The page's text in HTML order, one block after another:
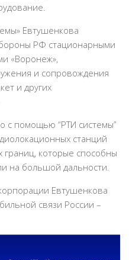
Евтушенкова
РФ стационарными
«Воронеж»,
и сопровождения
и других
помощью “РТИ системы”
станций
границ, которые способны
на большой дальности.
Евтушенкова
связи России –